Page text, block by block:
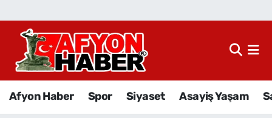
Afyon Haber Spor Siyaset Asayiş Yaşam
Afyon Haber